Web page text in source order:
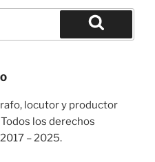
Buscar
locutor y productor
los derechos
2017 – 2025.